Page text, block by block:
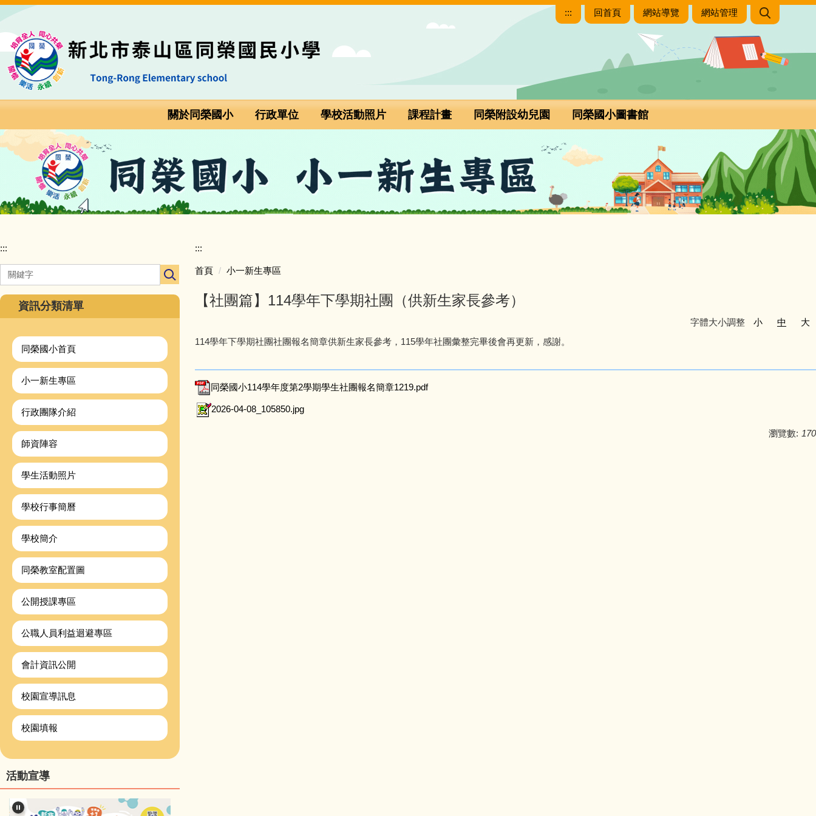
主
要
容
::: 回首頁 網站導覽 網站管理
關於同榮國小 行政單位 學校活動照片 課程計畫 同榮附設幼兒園 同榮國小圖書館
:::
資訊分類清單
同榮國小首頁
小一新生專區
行政團隊介紹
師資陣容
學生活動照片
學校行事簡曆
學校簡介
同榮教室配置圖
公開授課專區
公職人員利益迴避專區
會計資訊公開
校園宣導訊息
校園填報
活動宣導
:::
首頁 小一新生專區
【社團篇】114學年下學期社團（供新生家長參考）
字體大小調整 小 中
大
114學年下學期社團社團報名簡章供新生家長參考，115學年社團彙整完畢後會再更新，感謝。
同榮國小114學年度第2學期學生社團報名簡章1219.pdf
2026-04-08_105850.jpg
瀏覽數: 170